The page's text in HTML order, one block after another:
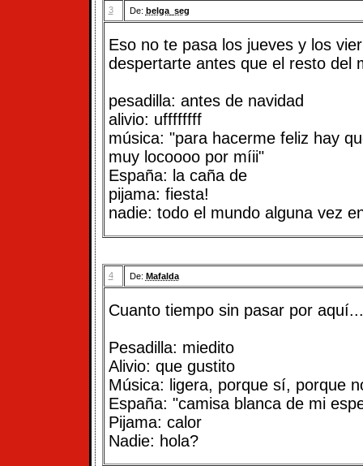
3 De: belga_seg
Eso no te pasa los jueves y los
despertarte antes que el resto del
pesadilla: antes de navidad
alivio: uffffffff
música: "para hacerme feliz hay
muy locoooo por míii"
España: la caña de
pijama: fiesta!
nadie: todo el mundo alguna vez
4 De: Mafalda
Cuanto tiempo sin pasar por aquí...
Pesadilla: miedito
Alivio: que gustito
Música: ligera, porque sí, porque
España: "camisa blanca de mi
Pijama: calor
Nadie: hola?